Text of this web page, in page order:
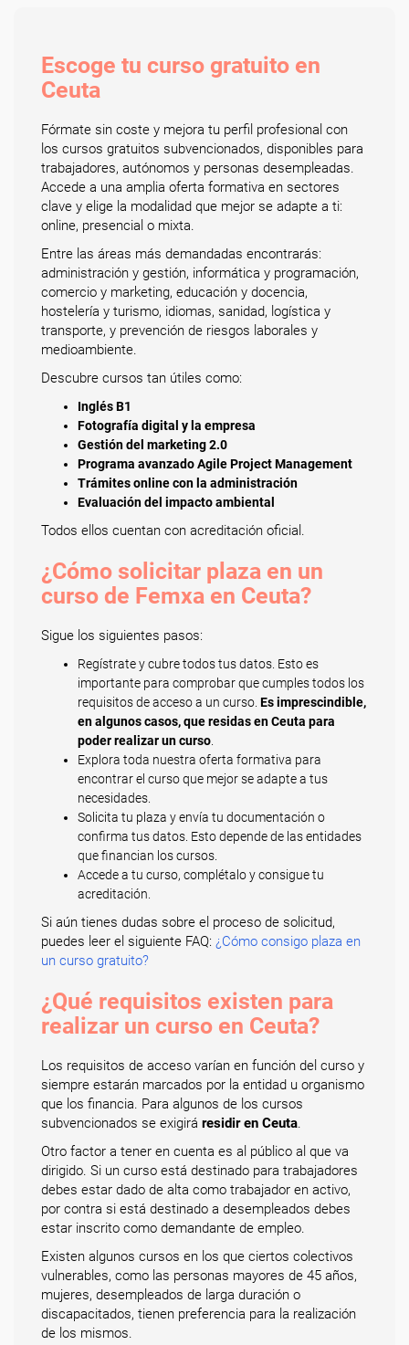
Escoge tu curso gratuito en
Ceuta
Fórmate sin coste y mejora tu perfil profesional con
los cursos gratuitos subvencionados, disponibles para
trabajadores, autónomos y personas desempleadas.
Accede a una amplia oferta formativa en sectores
clave y elige la modalidad que mejor se adapte a ti:
online, presencial o mixta.
Entre las áreas más demandadas encontrarás:
administración y gestión, informática y programación,
comercio y marketing, educación y docencia,
hostelería y turismo, idiomas, sanidad, logística y
transporte, y prevención de riesgos laborales y
medioambiente.
Descubre cursos tan útiles como:
Inglés B1
Fotografía digital y la empresa
Gestión del marketing 2.0
Programa avanzado Agile Project Management
Trámites online con la administración
Evaluación del impacto ambiental
Todos ellos cuentan con acreditación oficial.
¿Cómo solicitar plaza en un
curso de Femxa en Ceuta?
Sigue los siguientes pasos:
Regístrate y cubre todos tus datos. Esto es
importante para comprobar que cumples todos los
requisitos de acceso a un curso. Es imprescindible,
en algunos casos, que residas en Ceuta para
poder realizar un curso
Explora toda nuestra oferta formativa para
encontrar el curso que mejor se adapte a tus
necesidades.
Solicita tu plaza y envía tu documentación o
confirma tus datos. Esto depende de las entidades
que financian los cursos.
Accede a tu curso, complétalo y consigue tu
acreditación.
Si aún tienes dudas sobre el proceso de solicitud,
puedes leer el siguiente FAQ: ¿Cómo consigo plaza en
un curso gratuito?
¿Qué requisitos existen para
realizar un curso en Ceuta?
Los requisitos de acceso varían en función del curso y
siempre estarán marcados por la entidad u organismo
que los financia. Para algunos de los cursos
subvencionados se exigirá residir en Ceuta.
Otro factor a tener en cuenta es al público al que va
dirigido. Si un curso está destinado para trabajadores
debes estar dado de alta como trabajador en activo,
por contra si está destinado a desempleados debes
estar inscrito como demandante de empleo.
Existen algunos cursos en los que ciertos colectivos
vulnerables, como las personas mayores de 45 años,
mujeres, desempleados de larga duración o
discapacitados, tienen preferencia para la realización
de los mismos.